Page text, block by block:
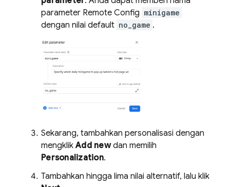
parameter Remote Config minigame
dengan nilai default no_game .
Sekarang, tambahkan personalisasi dengan
mengklikAdd newdan memilih
Personalization.
Tambahkan hingga lima nilai alternatif, lalu klik